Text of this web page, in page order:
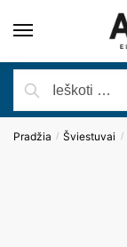
Pradžia / Šviestuvai /